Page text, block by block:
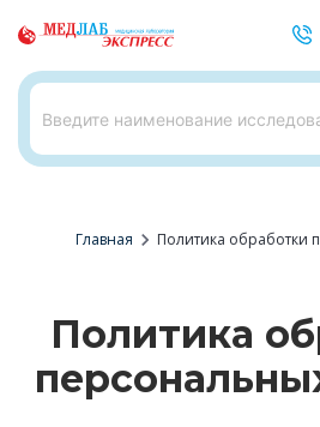
Главная chevron_right Политика обработки
Политика